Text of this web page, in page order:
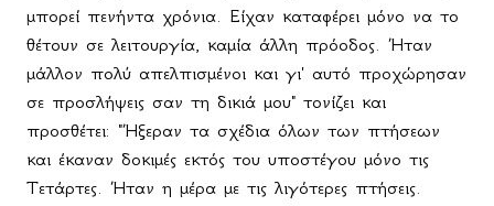
μπορεί πενήντα χρόνια. Είχαν καταφέρει μόνο να το
θέτουν σε λειτουργία, καμία άλλη πρόοδος. Ήταν
μάλλον πολύ απελπισμένοι και γι' αυτό προχώρησαν
σε προσλήψεις σαν τη δικιά μου" τονίζει και
προσθέτει: "Ήξεραν τα σχέδια όλων των πτήσεων
και έκαναν δοκιμές εκτός του υποστέγου μόνο τις
Τετάρτες. Ήταν η μέρα με τις λιγότερες πτήσεις.